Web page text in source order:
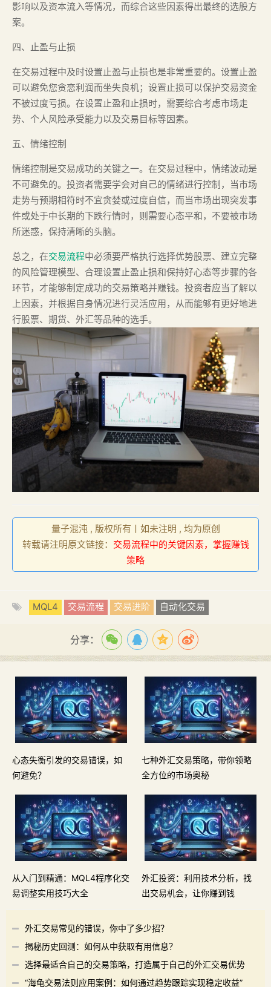
影响以及资本流入等情况，而综合这些因素得出最终的选股方
案。
四、止盈与止损
在交易过程中及时设置止盈与止损也是非常重要的。设置止盈
可以避免您贪恋利润而坐失良机；设置止损可以保护交易资金
不被过度亏损。在设置止盈和止损时，需要综合考虑市场走
势、个人风险承受能力以及交易目标等因素。
五、情绪控制
情绪控制是交易成功的关键之一。在交易过程中，情绪波动是
不可避免的。投资者需要学会对自己的情绪进行控制，当市场
走势与预期相符时不宜贪婪或过度自信，而当市场出现突发事
件或处于中长期的下跌行情时，则需要心态平和，不要被市场
所迷惑，保持清晰的头脑。
总之，在交易流程中必须要严格执行选择优势股票、建立完整
的风险管理模型、合理设置止盈止损和保持好心态等步骤的各
环节，才能够制定成功的交易策略并赚钱。投资者应当了解以
上因素，并根据自身情况进行灵活应用，从而能够有更好地进
行股票、期货、外汇等品种的选手。
量子混沌 , 版权所有丨如未注明 , 均为原创
转载请注明原文链接： 交易流程中的关键因素，掌握赚钱
策略
MQL4 交易流程 交易进阶 自动化交易
分享：
心态失衡引发的交易错误，如
何避免？
七种外汇交易策略，带你领略
全方位的市场奥秘
从入门到精通：MQL4程序化交
易调整实用技巧大全
外汇投资：利用技术分析，找
出交易机会，让你赚到钱
外汇交易常见的错误，你中了多少招？
揭秘历史回测：如何从中获取有用信息？
选择最适合自己的交易策略，打造属于自己的外汇交易优势
“海龟交易法则应用案例：如何通过趋势跟踪实现稳定收益”